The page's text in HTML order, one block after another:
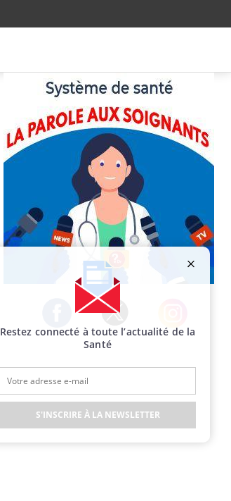
Facebook Twitter Instagram
Restez connecté à toute l’actualité de la
Santé
S'INSCRIRE À LA NEWSLETTER